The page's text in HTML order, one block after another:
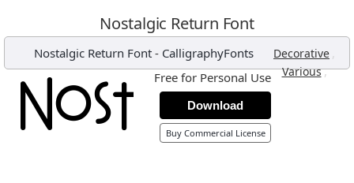
Nostalgic Return Font
Nostalgic Return Font - CalligraphyFonts Decorative ,
Various,
Free for Personal Use
Download
Buy Commercial License